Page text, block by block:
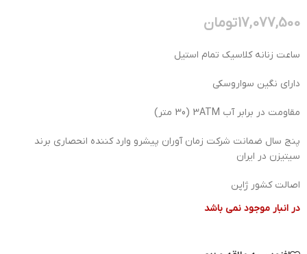
17,077,500تومان
ساعت زنانه کلاسیک تمام استیل
دارای نگین سواروسکی
مقاومت در برابر آب 3ATM (30 متر)
پنج سال ضمانت شرکت زمان آوران پیشرو وارد کننده انحصاری برند
سیتیزن در ایران
اصالت کشور ژاپن
در انبار موجود نمی باشد